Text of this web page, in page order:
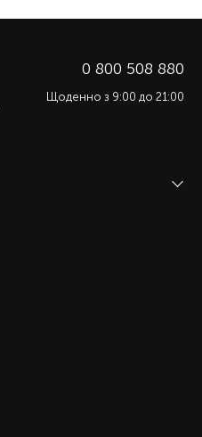
0 800 508 880
Щоденно з 9:00 до 21:00